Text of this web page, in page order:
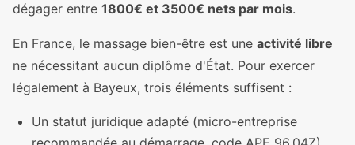
dégager entre 1800€ et 3500€ nets par mois.
En France, le massage bien-être est une activité libre
ne nécessitant aucun diplôme d'État. Pour exercer
légalement à Bayeux, trois éléments suffisent :
Un statut juridique adapté (micro-entreprise